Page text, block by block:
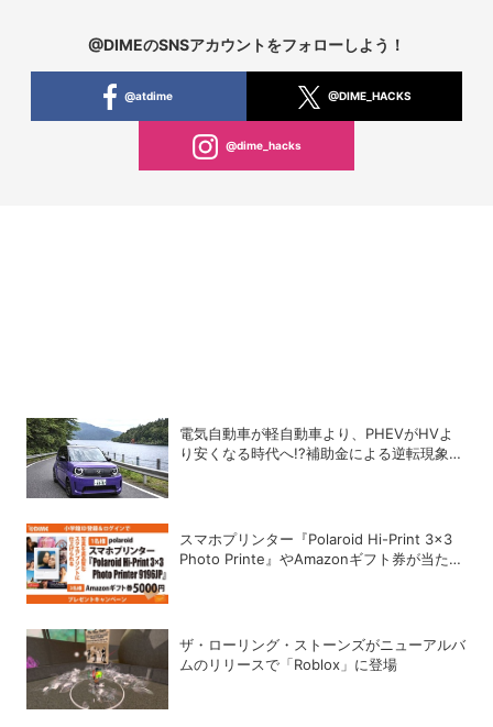
@DIMEのSNSアカウントをフォローしよう！
@atdime @DIME_HACKS
@dime_hacks
電気自動車が軽自動車より、PHEVがHVよ
り安くなる時代へ!?補助金による逆転現象に
スマホプリンター『Polaroid Hi-Print 3×3
Photo Printe』やAmazonギフト券が当た
ザ・ローリング・ストーンズがニューアルバ
ムのリリースで「Roblox」に登場